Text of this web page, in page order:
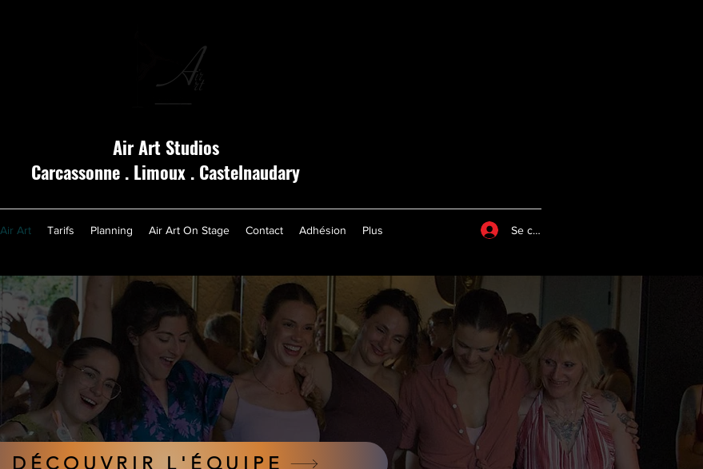
Air Art Studios
Carcassonne . Limoux . Castelnaudary
Air Art Tarifs Planning Air Art On Stage Contact Adhésion Plus Se connecter
DÉCOUVRIR L'ÉQUIPE